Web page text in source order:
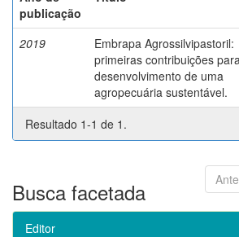
publicação
2019
Embrapa Agrossilvipastoril:
primeiras contribuições
desenvolvimento de uma
agropecuária sustentável.
Resultado 1-1 de 1.
Busca facetada
Editor